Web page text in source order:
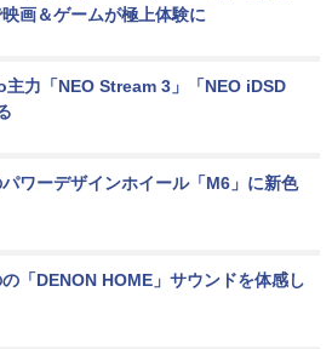
画＆ゲームが極上体験に
力「NEO Stream 3」「NEO iDSD
パワーデザインホイール「M6」に新色
「DENON HOME」サウンドを体感し